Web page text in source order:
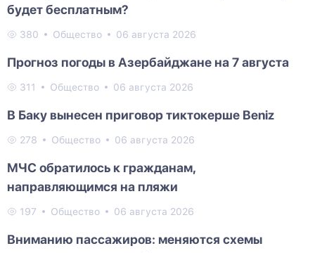
будет бесплатным?
380 Общество 06 августа 2026
Прогноз погоды в Азербайджане на 7 августа
311 Общество 06 августа 2026
В Баку вынесен приговор тиктокерше Beniz
278 Общество 06 августа 2026
МЧС обратилось к гражданам,
направляющимся на пляжи
197 Общество 06 августа 2026
Вниманию пассажиров: меняются схемы